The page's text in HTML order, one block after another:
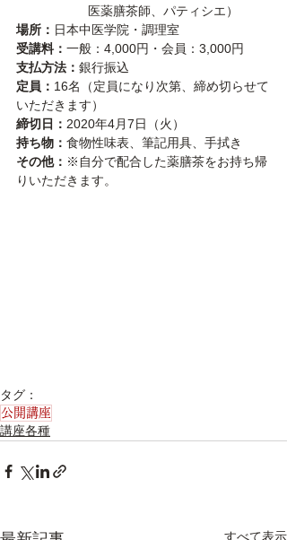
医薬膳茶師、パティシエ）
場所： 日本中医学院・調理室
受講料： 一般：4,000円・会員：3,000円
支払方法： 銀行振込
定員： 16名（定員になり次第、締め切らせて
いただきます）
締切日： 2020年4月7日（火）
持ち物： 食物性味表、筆記用具、手拭き
その他： ※自分で配合した薬膳茶をお持ち帰
りいただきます。
タグ：
公開講座
講座各種
すべて表示